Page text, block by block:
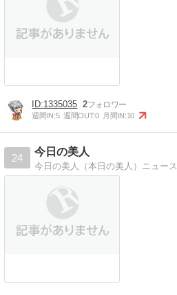
1335035 2
週間IN:5 週間OUT:0 月間IN:10
24
今日の美人
今日の美人（本日の美人）ニュース